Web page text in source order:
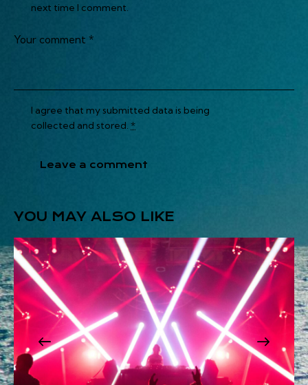
next time I comment.
I agree that my submitted data is being
collected and stored.*
YOU MAY ALSO LIKE